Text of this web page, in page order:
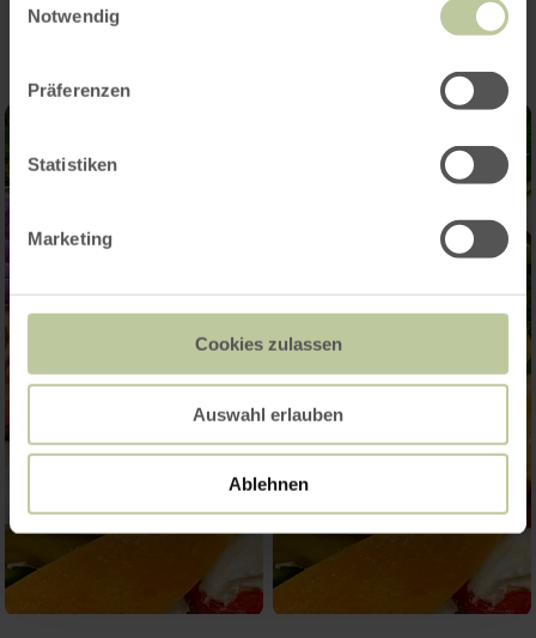
Notwendig
Präferenzen
Statistiken
Marketing
Cookies zulassen
Auswahl erlauben
Ablehnen